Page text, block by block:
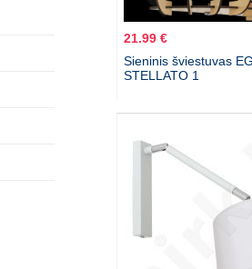
21.99 €
Sieninis šviestuvas
STELLATO 1